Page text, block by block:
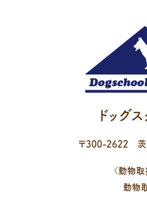
ドッグ
〒300-2622
〈動物
動物